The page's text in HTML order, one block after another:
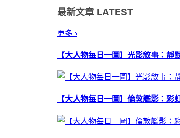
最新文章 LATEST
更多 ›
【大人物每日一圖】光影敘事：靜
【大人物每日一圖】倫敦艦影：彩